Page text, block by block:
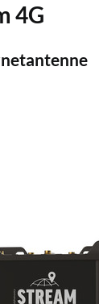
4G